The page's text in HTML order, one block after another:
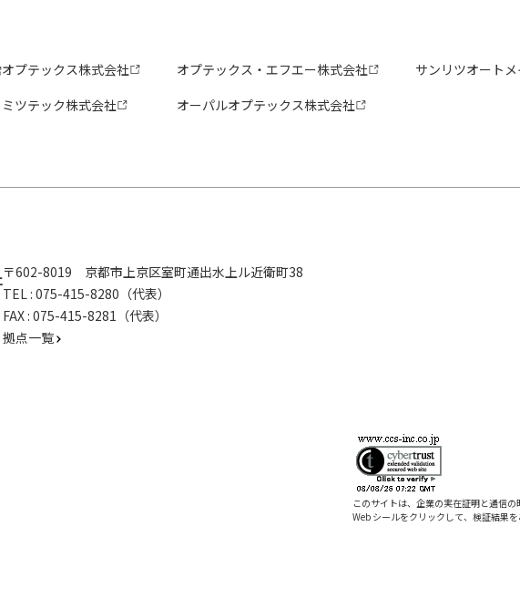
オプテックス株式会社 オプテックス・エフエー株式会社
サンリツオート
ミツテック株式会社
オーパルオプテックス株式会社
〒602-8019 京都市上京区室町通出水上ル近衛町38
TEL : 075-415-8280（代表）
FAX : 075-415-8281（代表）
拠点一覧
このサイトは、企業の実在証明と通信
Web シールをクリックして、検証結果を